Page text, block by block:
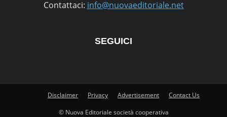
Contattaci: info@nuovaeditoriale.net
SEGUICI
Disclaimer Privacy Advertisement
Contact Us
© Nuova Editoriale società cooperativa